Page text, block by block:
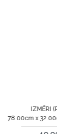
x 15.00cm